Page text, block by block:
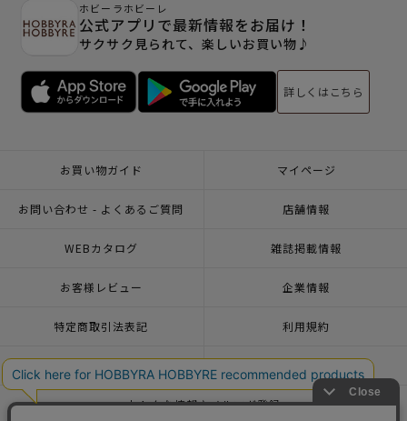
ホビーラホビーレ
公式アプリで最新情報をお届け！
サクサク見られて、楽しいお買い物♪
詳しくはこちら
お買い物ガイド マイページ
お問い合わせ - よくあるご質問 店舗情報
WEBカタログ 雑誌掲載情報
お客様レビュー 企業情報
特定商取引法表記 利用規約
一緒に働こう♪求人情報
おトクな情報♪メルマガ登録